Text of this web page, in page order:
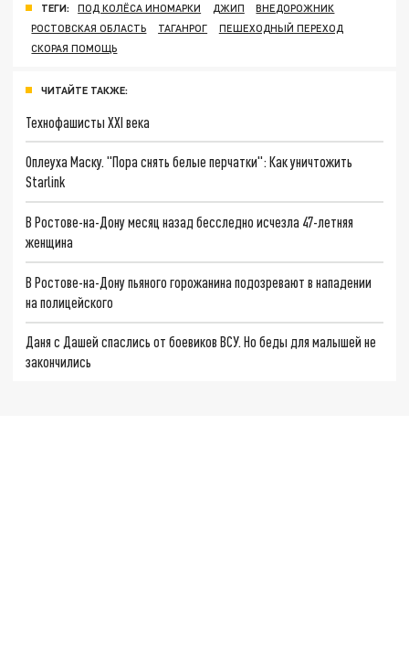
ТЕГИ: ПОД КОЛЁСА ИНОМАРКИ ДЖИП
ВНЕДОРОЖНИК
РОСТОВСКАЯ ОБЛАСТЬ
ТАГАНРОГ
ПЕШЕХОДНЫЙ ПЕРЕХОД
СКОРАЯ ПОМОЩЬ
ЧИТАЙТЕ ТАКЖЕ:
Технофашисты XXI века
Оплеуха Маску. "Пора снять белые перчатки": Как уничтожить
Starlink
В Ростове-на-Дону месяц назад бесследно исчезла 47-летняя
женщина
В Ростове-на-Дону пьяного горожанина подозревают в нападении
на полицейского
Даня с Дашей спаслись от боевиков ВСУ. Но беды для малышей не
закончились